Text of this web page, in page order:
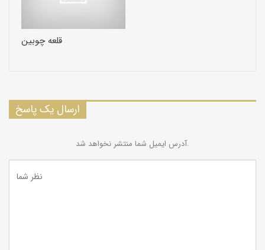
قلعه چوبین
ارسال یک پاسخ
آدرس ایمیل شما منتشر نخواهد شد.